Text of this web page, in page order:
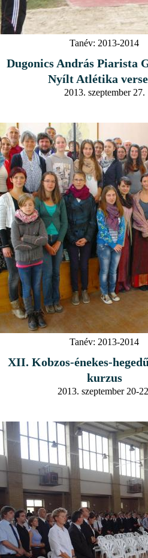
Tanév: 2013-2014
Dugonics András Piarista
Nyílt Atlétika
2013. szeptember 27.
Tanév: 2013-2014
XII. Kobzos-énekes-
kurzus
2013. szeptember 20-